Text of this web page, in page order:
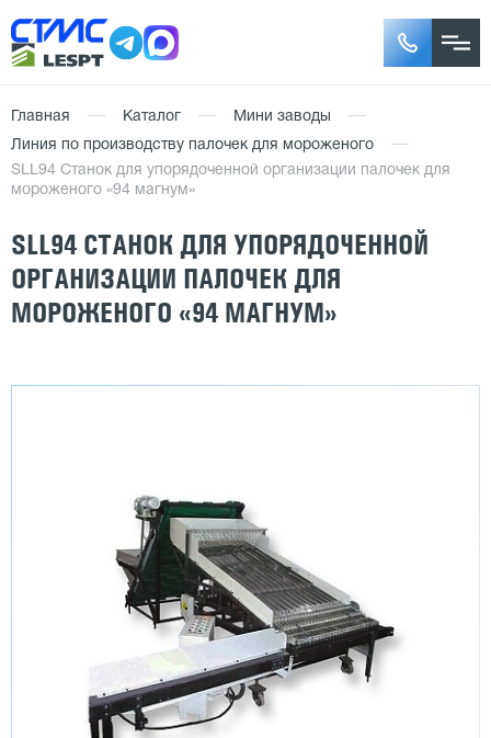
Главная Каталог
Мини заводы
Линия по производству палочек для мороженого
SLL94 Станок для упорядоченной организации палочек для
мороженого «94 магнум»
SLL94 СТАНОК ДЛЯ УПОРЯДОЧЕННОЙ
ОРГАНИЗАЦИИ ПАЛОЧЕК ДЛЯ
МОРОЖЕНОГО «94 МАГНУМ»